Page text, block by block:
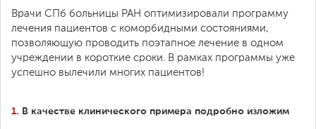
Врачи СПб больницы РАН оптимизировали программу
лечения пациентов с коморбидными состояниями,
позволяющую проводить поэтапное лечение в одном
учреждении в короткие сроки. В рамках программы уже
успешно вылечили многих пациентов!
1. В качестве клинического примера подробно изложим